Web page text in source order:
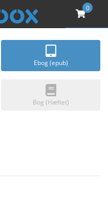
0
Ebog (epub)
Bog (Hæftet)